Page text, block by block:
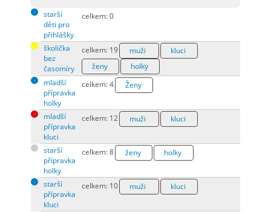
starší
děti pro
přihlášky
celkem: 0
školička
bez
časomíry
celkem: 19 muži
kluci
ženy
holky
mladší
přípravka
holky
celkem: 4 Ženy
mladší
přípravka
kluci
celkem: 12 muži kluci
starší
přípravka
holky
celkem: 8 ženy holky
starší
přípravka
kluci
celkem: 10 muži kluci